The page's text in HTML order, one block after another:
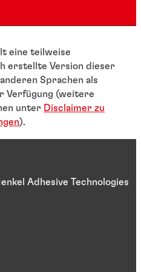
eine teilweise
erstellte Version dieser
Sprachen als
Verfügung (weitere
unter Disclaimer zu
).
Adhesive Technologies